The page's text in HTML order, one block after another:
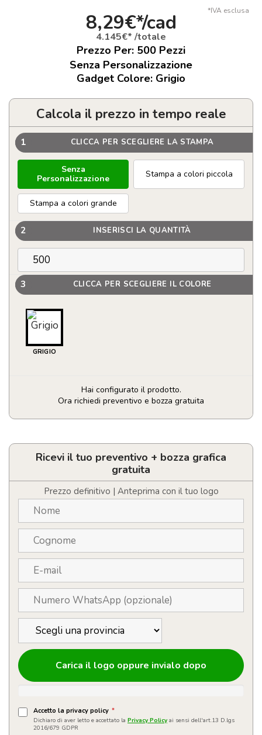
*IVA esclusa
8,29€*/cad
4.145€* /totale
Prezzo Per: 500 Pezzi
Senza Personalizzazione
Gadget Colore: Grigio
Calcola il prezzo in tempo reale
1 CLICCA PER SCEGLIERE LA STAMPA
Senza
Personalizzazione
Stampa a colori piccola
Stampa a colori grande
2 INSERISCI LA QUANTITÀ
3 CLICCA PER SCEGLIERE IL COLORE
GRIGIO
Hai configurato il prodotto.
Ora richiedi preventivo e bozza gratuita
Borsa
in
Ricevi il tuo preventivo + bozza grafica
gratuita
Prezzo definitivo | Anteprima con il tuo logo
Carica il logo oppure invialo dopo
Accetto la privacy policy *
Dichiaro di aver letto e accettato la Privacy Policy ai sensi dell'art.13 D.lgs
2016/679 GDPR